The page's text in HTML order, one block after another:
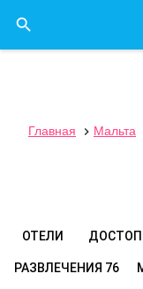

Главная  Мальта
ОТЕЛИ
РАЗВЛЕЧЕНИЯ 76